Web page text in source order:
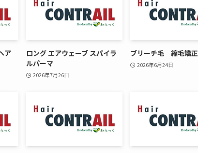
ア
ロング エアウェーブ スパイラ
ルパーマ
2026年7月26日
ブリーチ毛 縮毛矯正
2026年6月24日